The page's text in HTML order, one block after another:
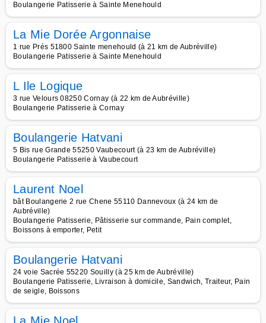
Boulangerie Patisserie à Sainte Menehould
La Mie Dorée Argonnaise
1 rue Prés 51800 Sainte menehould (à 21 km de Aubréville)
Boulangerie Patisserie à Sainte Menehould
L Ile Logique
3 rue Velours 08250 Cornay (à 22 km de Aubréville)
Boulangerie Patisserie à Cornay
Boulangerie Hatvani
5 Bis rue Grande 55250 Vaubecourt (à 23 km de Aubréville)
Boulangerie Patisserie à Vaubecourt
Laurent Noel
bât Boulangerie 2 rue Chene 55110 Dannevoux (à 24 km de
Aubréville)
Boulangerie Patisserie, Pâtisserie sur commande, Pain complet,
Boissons à emporter, Petit
Boulangerie Hatvani
24 voie Sacrée 55220 Souilly (à 25 km de Aubréville)
Boulangerie Patisserie, Livraison à domicile, Sandwich, Traiteur, Pain
de seigle, Boissons